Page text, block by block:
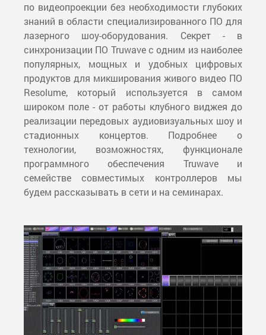
по видеопроекции без необходимости глубоких
знаний в области специализированного ПО для
лазерного шоу-оборудования. Секрет - в
синхронизации ПО Truwave с одним из наиболее
популярных, мощных и удобных цифровых
продуктов для микширования живого видео ПО
Resolume, который используется в самом
широком поле - от работы клубного виджея до
реализации передовых аудиовизуальных шоу и
стадионных концертов. Подробнее о
технологии, возможностях, функционале
программного обеспечения Truwave и
семействе совместимых контроллеров мы
будем рассказывать в сети и на семинарах.